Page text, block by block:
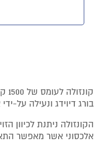
בורג דיוידג ונעילה על-ידי
הקונזולה ניתנת לכיוון
אלכסוני אשר מאפשר